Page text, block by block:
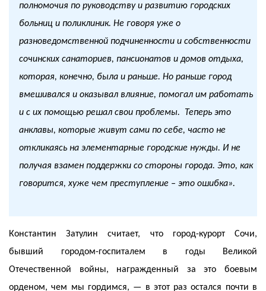
полномочия по руководству и развитию городских
больниц и поликлиник. Не говоря уже о
разноведомственной подчиненности и собственности
сочинских санаториев, пансионатов и домов отдыха,
которая, конечно, была и раньше. Но раньше город
вмешивался и оказывал влияние, помогал им работать
и с их помощью решал свои проблемы. Теперь это
анклавы, которые живут сами по себе, часто не
откликаясь на элементарные городские нужды. И не
получая взамен поддержки со стороны города. Это, как
говорится, хуже чем преступление – это ошибка».
Константин Затулин считает, что город-курорт Сочи,
бывший городом-госпиталем в годы Великой
Отечественной войны, награжденный за это боевым
орденом, чем мы гордимся, — в этот раз остался почти в